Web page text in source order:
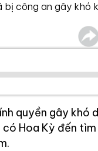
bị công an gây khó
quyền gây khó
Hoa Kỳ đến